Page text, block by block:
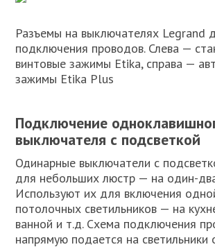
Разъемы на выключателях Legrand
подключения проводов. Слева —
винтовые зажимы Etika, справа —
зажимы Etika Plus
Подключение
выключателя с подсветкой
Одинарные выключатели с
для небольших люстр — на один-
Используют их для включения
потолочных светильников — на
ванной и т.д. Схема подключения
напрямую подается на